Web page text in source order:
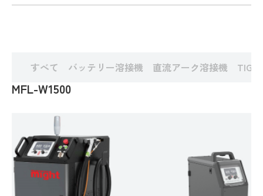
お知らせ
お問い合わせ
すべて バッテリー溶接機 直流アーク溶接機 TIG
MFL-W1500